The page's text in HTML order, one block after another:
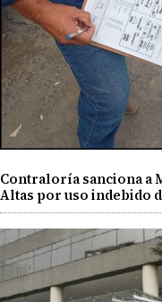
Contraloría sanciona a
Altas por uso indebido